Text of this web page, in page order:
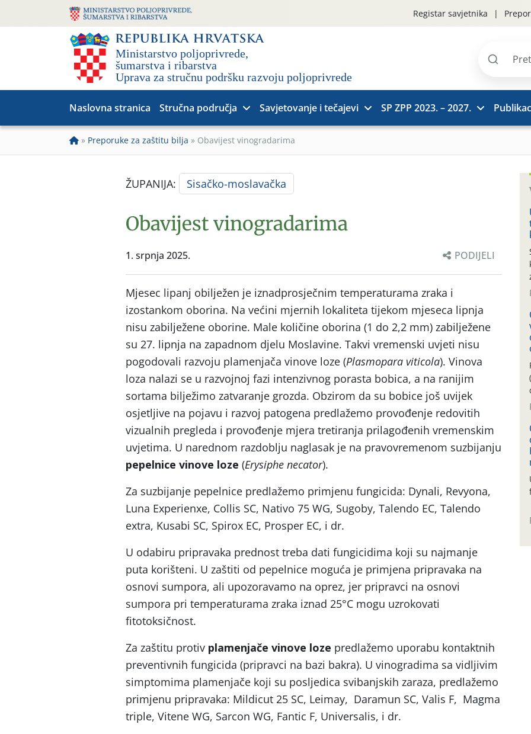
Registar savjetnika
Pretraži
Naslovna stranica Stručna područja Savjetovanje i tečajevi SP ZPP 2023. – 2027.
» Preporuke za zaštitu bilja » Obavijest vinogradarima
ŽUPANIJA: Sisačko-moslavačka
Obavijest vinogradarima
1. srpnja 2025. PODIJELI
Mjesec lipanj obilježen je iznadprosječnim temperaturama zraka i
izostankom oborina. Na većini mjernih lokaliteta tijekom mjeseca lipnja
nisu zabilježene oborine. Male količine oborina (1 do 2,2 mm) zabilježene
su 27. lipnja na zapadnom djelu Moslavine. Takvi vremenski uvjeti nisu
pogodovali razvoju plamenjača vinove loze (Plasmopara viticola). Vinova
loza nalazi se u razvojnoj fazi intenzivnog porasta bobica, a na ranijim
sortama bilježimo zatvaranje grozda. Obzirom da su bobice još uvijek
osjetljive na pojavu i razvoj patogena predlažemo provođenje redovitih
vizualnih pregleda i provođenje mjera tretiranja prilagođenih vremenskim
uvjetima. U narednom razdoblju naglasak je na pravovremenom suzbijanju
pepelnice vinove loze (Erysiphe necator).
Za suzbijanje pepelnice predlažemo primjenu fungicida: Dynali, Revyona,
Luna Experienxe, Collis SC, Nativo 75 WG, Sugoby, Talendo EC, Talendo
extra, Kusabi SC, Spirox EC, Prosper EC, i dr.
U odabiru pripravaka prednost treba dati fungicidima koji su najmanje
puta korišteni. U zaštiti od pepelnice moguća je primjena pripravaka na
osnovi sumpora, ali upozoravamo na oprez, jer pripravci na osnovi
sumpora pri temperaturama zraka iznad 25°C mogu uzrokovati
fitotoksičnost.
Za zaštitu protiv plamenjače vinove loze predlažemo uporabu kontaktnih
preventivnih fungicida (pripravci na bazi bakra). U vinogradima sa vidljivim
simptomima plamenjače koji su posljedica svibanjskih zaraza, predlažemo
primjenu pripravaka: Mildicut 25 SC, Leimay, Daramun SC, Valis F, Magma
triple, Vitene WG, Sarcon WG, Fantic F, Universalis, i dr.